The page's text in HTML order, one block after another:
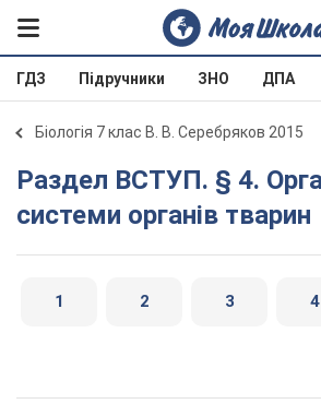
ГДЗ Підручники ЗНО ДПА
Біологія 7 клас В. В. Серебряков 2015
Раздел ВСТУП. § 4. Органи та
системи органів тварин
1 2 3 4